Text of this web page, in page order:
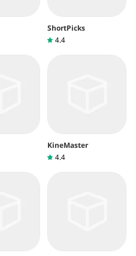
ShortPicks
4.4
KineMaster
4.4